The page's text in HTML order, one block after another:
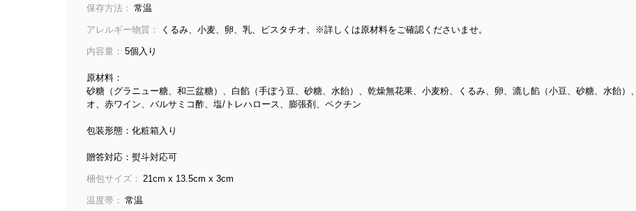
保存方法： 常温
アレルギー物質： くるみ、小麦、卵、乳、ピスタチオ、※詳しくは原材料をご確認くださいませ。
内容量： 5個入り
原材料：
砂糖（グラニュー糖、和三盆糖）、白餡（手ぼう豆、砂糖、水飴）、乾燥無花果、小麦粉、くるみ、卵、漉し餡（小豆、砂糖、水飴
オ、赤ワイン、バルサミコ酢、塩/トレハロース、膨張剤、ペクチン
包装形態：化粧箱入り
贈答対応：熨斗対応可
梱包サイズ： 21cm x 13.5cm x 3cm
温度帯： 常温